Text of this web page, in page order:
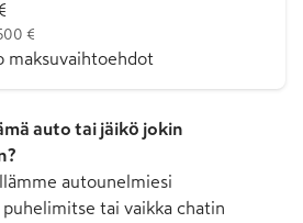
€
maksuvaihtoehdot
auto tai jäikö jokin
autounelmiesi
tai vaikka chatin